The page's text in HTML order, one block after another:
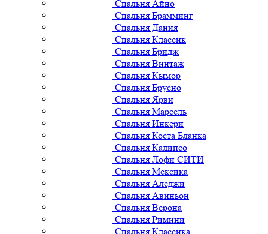
Спальня Айно
Спальня Брамминг
Спальня Дания
Спальня Классик
Спальня Бридж
Спальня Винтаж
Спальня Кымор
Спальня Брусно
Спальня Ярви
Спальня Марсель
Спальня Инкери
Спальня Коста Бланка
Спальня Калипсо
Спальня Лофи СИТИ
Спальня Мексика
Спальня Аледжи
Спальня Авиньон
Спальня Верона
Спальня Римини
Спальня Классика